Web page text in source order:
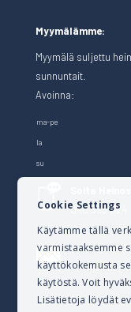
Myymälämme:
Myymälä suljettu
sunnuntait.
Avoinna:
ma-pe
la
su
040 528 1124
Lähetä
Cookie Settings
Käytämme tällä
varmistaaksemme
käyttökokemusta
käytöstä. Voit
Lisätietoja löydät